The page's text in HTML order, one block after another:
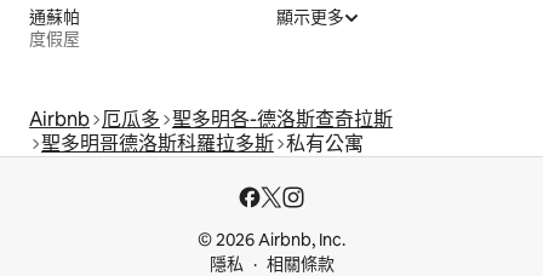
通蘇帕
度假屋
顯示更多
Airbnb 厄瓜多 聖多明各-德洛斯查奇拉斯
聖多明哥德洛斯科羅拉多斯 私有公寓
© 2026 Airbnb, Inc.
隱私
相關條款